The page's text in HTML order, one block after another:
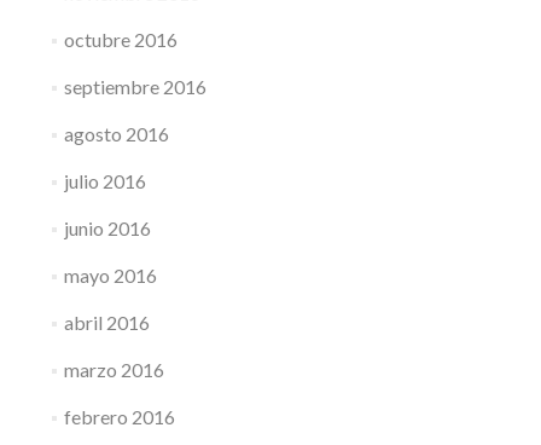
octubre 2016
septiembre 2016
agosto 2016
julio 2016
junio 2016
mayo 2016
abril 2016
marzo 2016
febrero 2016